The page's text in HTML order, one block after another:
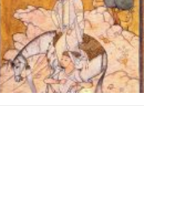
13 مارس 2021